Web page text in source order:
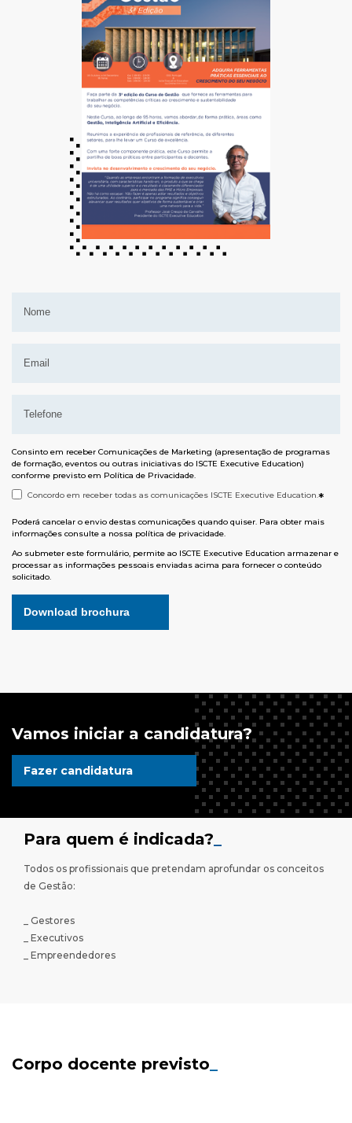
Consinto em receber Comunicações de Marketing (apresentação de programas
de formação, eventos ou outras iniciativas do ISCTE Executive Education)
conforme previsto em Política de Privacidade.
Concordo em receber todas as comunicações ISCTE Executive Education.*
Poderá cancelar o envio destas comunicações quando quiser. Para obter mais
informações consulte a nossa política de privacidade.
Ao submeter este formulário, permite ao ISCTE Executive Education armazenar e
processar as informações pessoais enviadas acima para fornecer o conteúdo
solicitado.
Vamos iniciar a candidatura?
Fazer candidatura
Para quem é indicada?
Todos os profissionais que pretendam aprofundar os conceitos
de Gestão:
_ Gestores
_ Executivos
_ Empreendedores
Corpo docente previsto